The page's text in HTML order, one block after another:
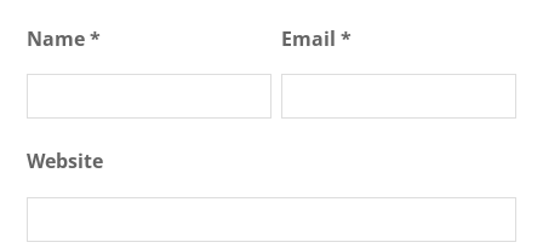
Name* Email*
Website